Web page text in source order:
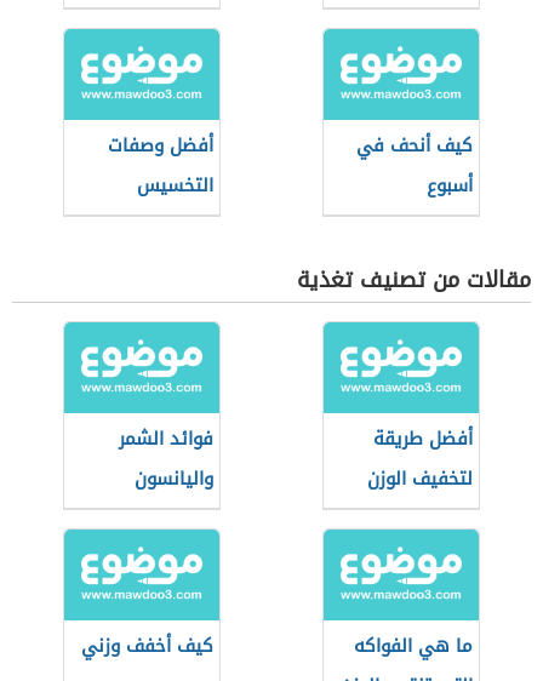
كيف أنحف في
أسبوع
أفضل وصفات
التخسيس
مقالات من تصنيف تغذية
أفضل طريقة
لتخفيف الوزن
خلال شهر
فوائد الشمر
واليانسون
للتنحيف
ما هي الفواكه
كيف أخفف وزني